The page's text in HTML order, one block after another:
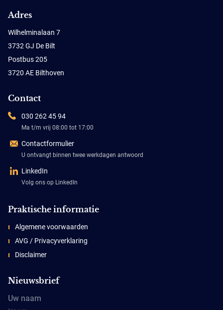
Adres
Wilhelminalaan 7
3732 GJ De Bilt
Postbus 205
3720 AE Bilthoven
Contact
030 262 45 94
Ma t/m vrij 08:00 tot 17:00
Contactformulier
U ontvangt binnen twee werkdagen antwoord
LinkedIn
Volg ons op LinkedIn
Praktische informatie
Algemene voorwaarden
AVG / Privacyverklaring
Disclaimer
Nieuwsbrief
Uw naam